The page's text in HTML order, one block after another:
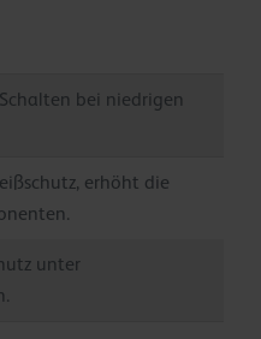
bei niedrigen
erhöht die
unter